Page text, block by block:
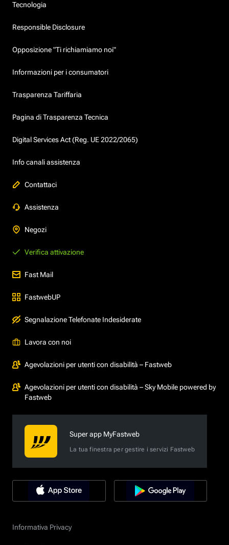
Tecnologia
Responsible Disclosure
Opposizione "Ti richiamiamo noi"
Informazioni per i consumatori
Trasparenza Tariffaria
Pagina di Trasparenza Tecnica
Digital Services Act (Reg. UE 2022/2065)
Info canali assistenza
Contattaci
Assistenza
Negozi
Verifica attivazione
Fast Mail
FastwebUP
Segnalazione Telefonate Indesiderate
Lavora con noi
Agevolazioni per utenti con disabilità – Fastweb
Agevolazioni per utenti con disabilità – Sky Mobile powered by
Fastweb
Super app MyFastweb
La tua finestra per gestire i servizi Fastweb
Informativa Privacy